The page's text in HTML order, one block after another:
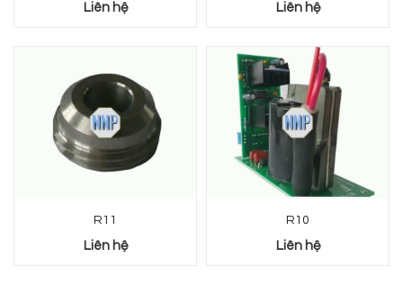
Liên hệ Liên hệ
R11
Liên hệ
R10
Liên hệ